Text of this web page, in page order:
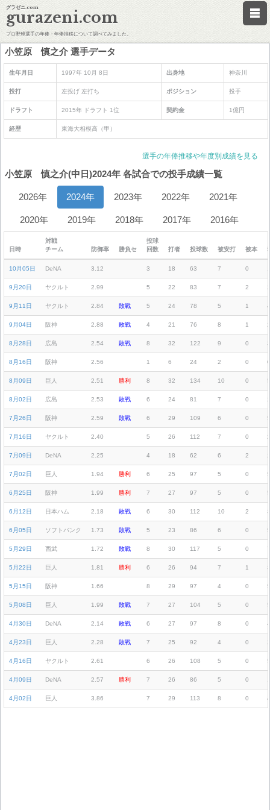
グラゼニ.com
gurazeni.com
プロ野球選手の年俸・年俸推移について調べてみました。
小笠原 慎之介 選手データ
生年月日 1997年 10月 8日 出身地 神奈川
投打 左投げ 左打ち ポジション 投手
ドラフト 2015年 ドラフト 1位 契約金 1億円
経歴 東海大相模高（甲）
選手の年俸推移や年度別成績を見る
小笠原 慎之介(中日)2024年 各試合での投手成績一覧
2026年 2024年 2023年 2022年 2021年
2020年 2019年 2018年 2017年 2016年
日時
対戦
チーム
防御率 勝負セ
投球
回数
打者 投球数 被安打 被本
10月05日 DeNA 3.12 3 18 63 7 0
9月20日 ヤクルト 2.99 5 22 83 7 2 2
9月11日 ヤクルト 2.84 敗戦 5 24 78 5 1 4
9月04日 阪神 2.88 敗戦 4 21 76 8 1 2
8月28日 広島 2.54 敗戦 8 32 122 9 0 3
8月16日 阪神 2.56 1 6 24 2 0 0
8月09日 巨人 2.51 勝利 8 32 134 10 0 5
8月02日 広島 2.53 敗戦 6 24 81 7 0 2
7月26日 阪神 2.59 敗戦 6 29 109 6 0 5
7月16日 ヤクルト 2.40 5 26 112 7 0 2
7月09日 DeNA 2.25 4 18 62 6 2 2
7月02日 巨人 1.94 勝利 6 25 97 5 0 5
6月25日 阪神 1.99 勝利 7 27 97 5 0 5
6月12日 日本ハム 2.18 敗戦 6 30 112 10 2 3
6月05日 ソフトバンク 1.73 敗戦 5 23 86 6 0 5
5月29日 西武 1.72 敗戦 8 30 117 5 0 7
5月22日 巨人 1.81 勝利 6 26 94 7 1 3
5月15日 阪神 1.66 8 29 97 4 0 5
5月08日 巨人 1.99 敗戦 7 27 104 5 0 5
4月30日 DeNA 2.14 敗戦 6 27 97 8 0 4
4月23日 巨人 2.28 敗戦 7 25 92 4 0 2
4月16日 ヤクルト 2.61 6 26 108 5 0 5
4月09日 DeNA 2.57 勝利 7 26 86 5 0
4月02日 巨人 3.86 7 29 113 8 0 4